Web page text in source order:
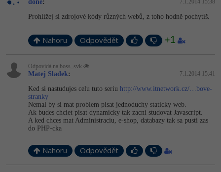
Fórum
done: 7.1.2014 15:38
Prohlížej si zdrojové kódy různých webů, z toho hodně pochytíš.
Nahoru Odpovědět +1
Odpovídá na boss_svk
Matej Sladek: 7.1.2014 15:41
Ked si nastudujes celu tuto seriu http://www.itnetwork.cz/…bove-
stranky
Nemal by si mat problem pisat jednoduchy staticky web.
Ak budes chciet pisat dynamicky tak zacni studovat Javascript.
A ked chces mat Administraciu, e-shop, databazy tak sa pusti zas
do PHP-cka
Nahoru Odpovědět